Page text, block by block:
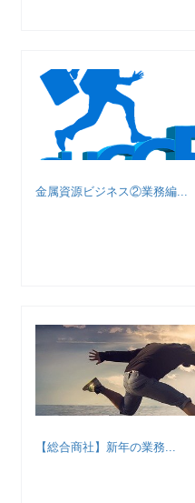
金属資源ビジネス②業務編...
【総合商社】新年の業務...